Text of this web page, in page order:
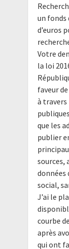
un fonds
d’euros
Votre
la loi
faveur
à travers
que les
publier
sources,
données
social,
J’ai le
courbe
après
qui ont